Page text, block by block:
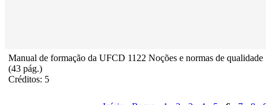
Manual de formação da UFCD 1122 Noções e normas de qualidade
(43 pág.)
Créditos: 5